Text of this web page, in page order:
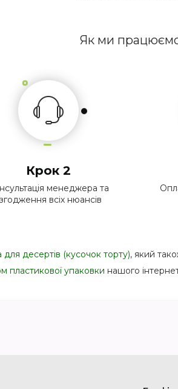
Як ми
Крок 2
менеджера та
всіх нюансів
для десертів (кусочок торту), який
пластикової упаковки нашого